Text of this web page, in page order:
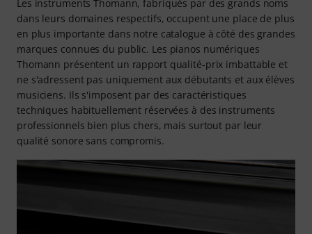
Les instruments Thomann, fabriqués par des grands noms
dans leurs domaines respectifs, occupent une place de plus
en plus importante dans notre catalogue à côté des grandes
marques connues du public. Les pianos numériques
Thomann présentent un rapport qualité-prix imbattable et
ne s'adressent pas uniquement aux débutants et aux élèves
musiciens. Ils s'imposent par des caractéristiques
techniques habituellement réservées à des instruments
professionnels bien plus chers, mais surtout par leur
qualité sonore sans compromis.